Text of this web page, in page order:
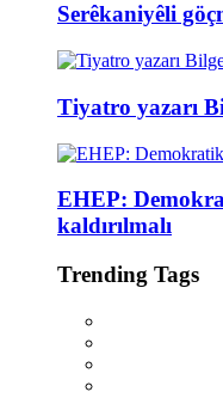
Serêkaniyêli
Tiyatro yazarı
EHEP:
kaldırılmalı
Trending Tags